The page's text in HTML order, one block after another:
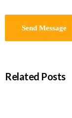
Related Posts